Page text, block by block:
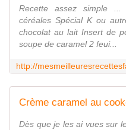
Recette assez simple
céréales Spécial K ou
chocolat au lait Insert de
soupe de caramel 2 feui...
Dès que je les ai vues sur